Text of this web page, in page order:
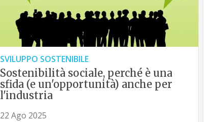
SVILUPPO SOSTENIBILE
Sostenibilità sociale, perché è una
sfida (e un'opportunità) anche per
l'industria
22 Ago 2025